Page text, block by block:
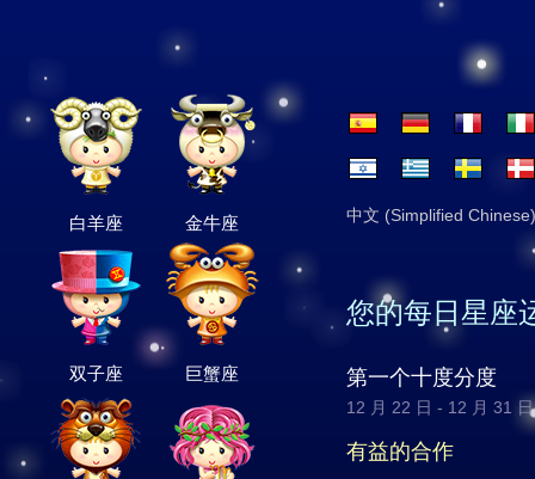
白羊座 金牛座
双子座 巨蟹座
中文 (Simplified Chinese)
您的每日星座
第一个十度分度
12 月 22 日 - 12 月 31 日
有益的合作